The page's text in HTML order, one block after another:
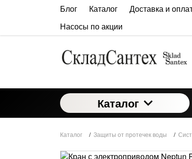
Блог Каталог Доставка и
Насосы по акции
Каталог
Каталог / Защиты от протечек воды /